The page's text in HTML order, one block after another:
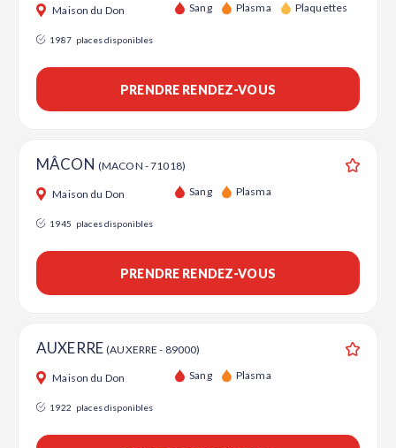
Maison du Don Sang Plasma Plaquettes
1987 places disponibles
PRENDRE RENDEZ-VOUS
MÂCON (MACON - 71018)
Maison du Don Sang Plasma
1945 places disponibles
PRENDRE RENDEZ-VOUS
AUXERRE(AUXERRE - 89000)
Maison du Don Sang Plasma
1922 places disponibles